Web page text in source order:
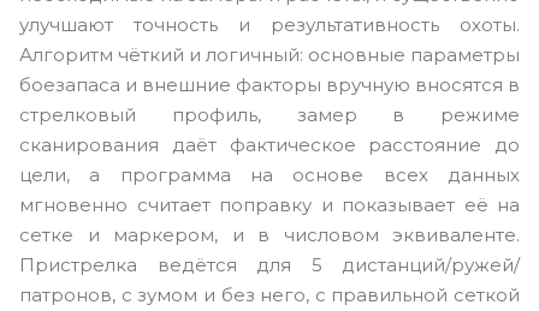
улучшают точность и результативность охоты.
Алгоритм чёткий и логичный: основные параметры
боезапаса и внешние факторы вручную вносятся в
стрелковый профиль, замер в режиме
сканирования даёт фактическое расстояние до
цели, а программа на основе всех данных
мгновенно считает поправку и показывает её на
сетке и маркером, и в числовом эквиваленте.
Пристрелка ведётся для 5 дистанций/ружей/
патронов, с зумом и без него, с правильной сеткой